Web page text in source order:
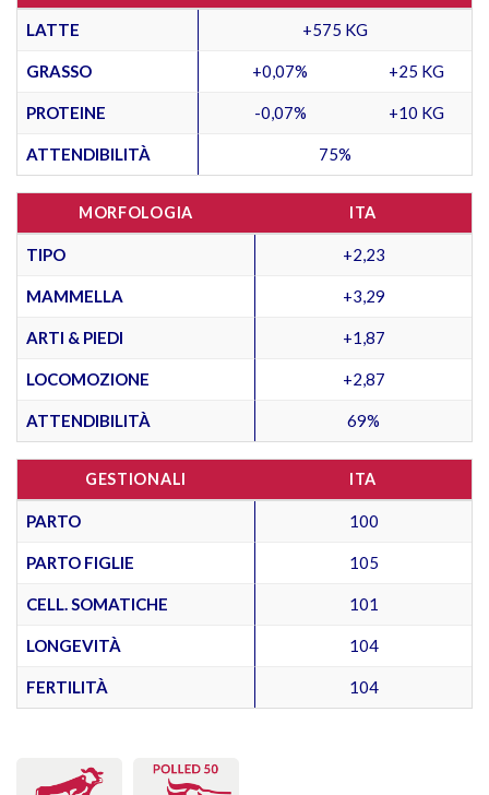
LATTE +575 KG
GRASSO +0,07% +25 KG
PROTEINE -0,07% +10 KG
ATTENDIBILITÀ 75%
MORFOLOGIA ITA
TIPO +2,23
MAMMELLA +3,29
ARTI & PIEDI +1,87
LOCOMOZIONE +2,87
ATTENDIBILITÀ 69%
GESTIONALI ITA
PARTO 100
PARTO FIGLIE 105
CELL. SOMATICHE 101
LONGEVITÀ 104
FERTILITÀ 104